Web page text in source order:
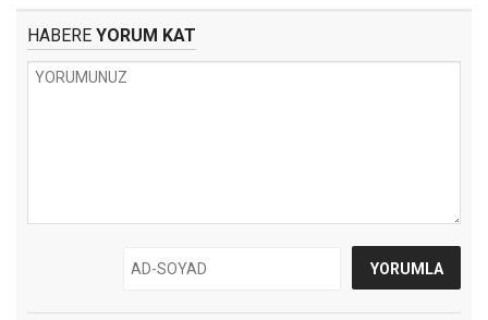
HABERE YORUM KAT